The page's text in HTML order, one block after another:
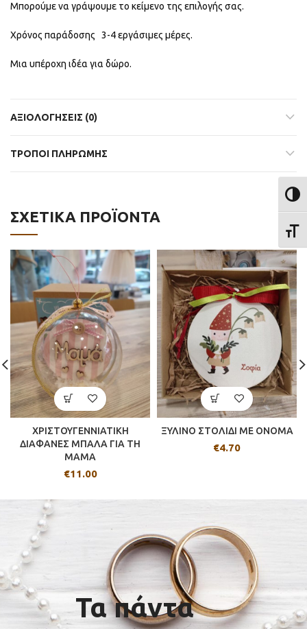
Μπορούμε να γράψουμε το κείμενο της επιλογής σας.
Χρόνος παράδοσης 3-4 εργάσιμες μέρες.
Μια υπέροχη ιδέα για δώρο.
ΑΞΙΟΛΟΓΉΣΕΙΣ (0)
ΤΡΟΠΟΙ ΠΛΗΡΩΜΗΣ
ΣΧΕΤΙΚΆ ΠΡΟΪΌΝΤΑ
ΧΡΙΣΤΟΥΓΕΝΝΙΑΤΙΚΗ
ΔΙΑΦΑΝΕΣ ΜΠΑΛΑ ΓΙΑ ΤΗ
ΜΑΜΑ
€11.00
ΞΥΛΙΝΟ ΣΤΟΛΙΔΙ ΜΕ ΟΝΟΜΑ
€4.70
Τα πάντα